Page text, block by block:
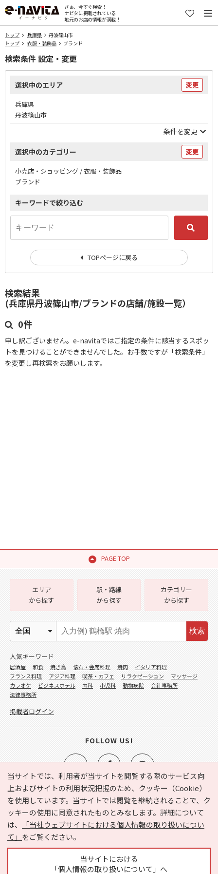
さぁ、今すぐ検索！
ナビタに掲載されている
地元のお店の情報が満載！
トップ 兵庫県
丹波篠山市
トップ
衣服・装飾品 ブランド
検索結果
(兵庫県丹波篠山市/ブランドの店舗/施設一覧）
0件
申し訳ございません。e-navitaではご指定の条件に該当するスポッ
トを見つけることができませんでした。お手数ですが「検索条件」
を変更し再検索をお願いします。
検索条件 設定・変更
選択中のエリア 変更
兵庫県
丹波篠山市
条件を変更
選択中のカテゴリー 変更
小売店・ショッピング / 衣服・装飾品
ブランド
キーワードで絞り込む
TOPページに戻る
PAGE TOP
当サイトでは、利用者が当サイトを閲覧する際のサービス向
上およびサイトの利用状況把握のため、クッキー（Cookie）
を使用しています。当サイトでは閲覧を継続されることで、ク
ッキーの使用に同意されたものとみなします。詳細について
は、
「当社ウェブサイトにおける個人情報の取り扱いについ
て」 をご覧ください。
当サイトにおける
「個人情報の取り扱いについて」へ
e-NAVITA（イーナビタ）とは？ お気に入り
ヘルプ
利用規約
個人情報の取り扱いについて
運営会社
サイトマップ
広告掲載に関するお問い合わせ
エリア
から探す
駅・路線
から探す
カテゴリー
から探す
検索
人気キーワード
居酒屋 和食 焼き鳥 懐石・会席料理 焼肉
イタリア料理
フランス料理
アジア料理 喫茶・カフェ リラクゼーション
マッサージ
カラオケ
ビジネスホテル 内科 小児科 動物病院
会計事務所
法律事務所
掲載者ログイン
FOLLOW US!